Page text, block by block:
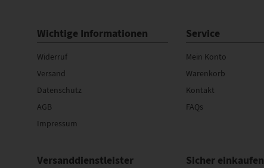
Wichtige Informationen
Widerruf
Versand
Datenschutz
AGB
Impressum
Service
Mein Konto
Warenkorb
Kontakt
FAQs
Versanddienstleister Sicher einkaufen